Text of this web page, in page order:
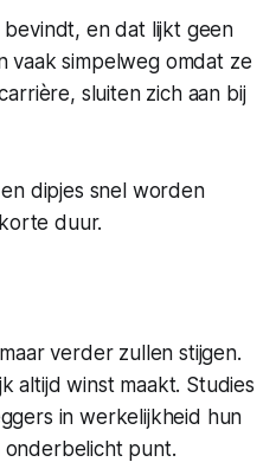
en dat lijkt geen
vaak simpelweg omdat ze
sluiten zich aan bij
dipjes snel worden
duur.
verder zullen stijgen.
altijd winst maakt. Studies
in werkelijkheid hun
onderbelicht punt.